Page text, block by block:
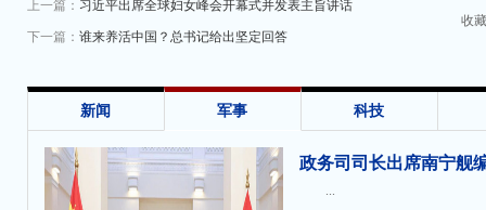
上一篇： 习近平出席全球妇女峰会开幕式并发表主旨讲话
下一篇： 谁来养活中国？总书记给出坚定回答
收
新闻 军事 科技
政务司司长出席南宁舰
...